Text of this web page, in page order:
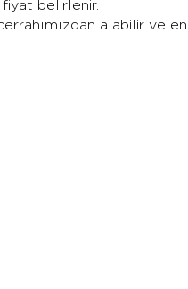
belirlenir.
alabilir ve